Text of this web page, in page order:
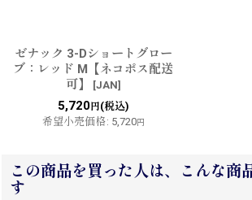
ゼナック 3-Dショートグロー
ブ：レッド M【ネコポス配送
可】
[JAN]
5,720円(税込)
希望小売価格: 5,720円
この商品を買った人は、こんな商
す